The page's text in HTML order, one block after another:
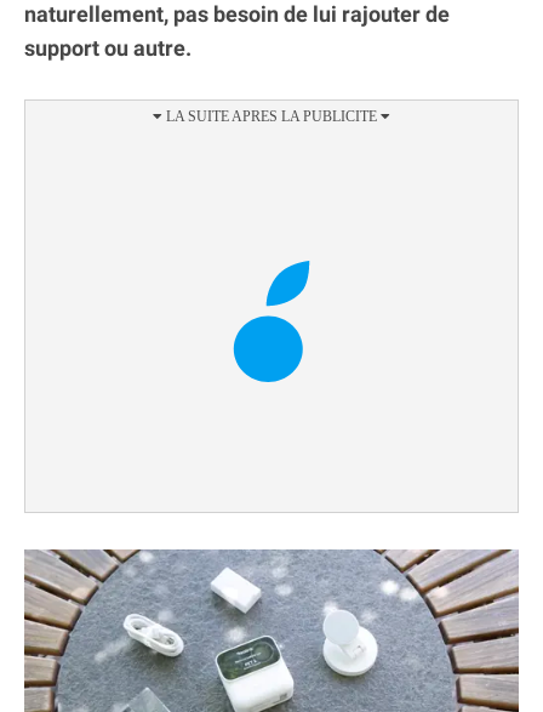
naturellement, pas besoin de lui rajouter de
support ou autre.